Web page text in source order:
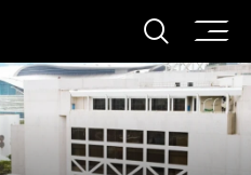
打開